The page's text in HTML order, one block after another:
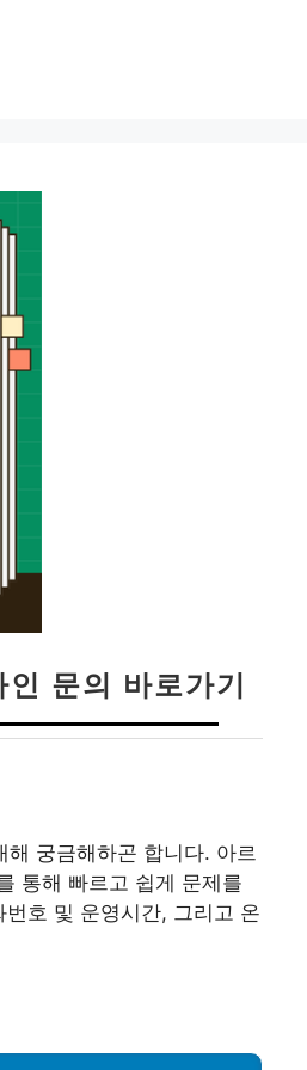
문의 바로가기
궁금해하곤 합니다. 아르
통해 빠르고 쉽게 문제를
호 및 운영시간, 그리고 온